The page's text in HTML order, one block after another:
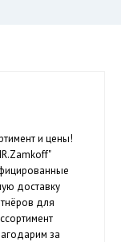
и цены!
доставку
для
за